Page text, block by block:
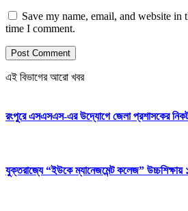
Save my name, email, and website in
time I comment.
এই বিভাগের আরো খবর
রংপুরে এসএসএস-এর উদ্যোগে জেলা প্রশাসকের নিকট
যুক্তরাজ্যে “ইউকে ম্যানেজমেন্ট কলেজ” উচ্চশিক্ষায়